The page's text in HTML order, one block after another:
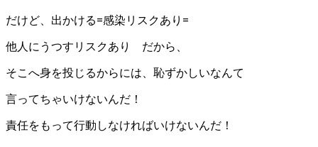
だけど、出かける=感染リスクあり=
他人にうつすリスクあり だから、
そこへ身を投じるからには、恥ずかしいなんて
言ってちゃいけないんだ！
責任をもって行動しなければいけないんだ！